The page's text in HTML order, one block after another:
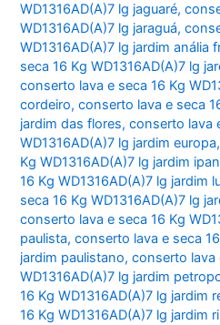
WD1316AD(A)7 lg jaguaré,
WD1316AD(A)7 lg jaraguá,
WD1316AD(A)7 lg jardim anália
seca 16 Kg WD1316AD(A)7 lg
conserto lava e seca 16 Kg
cordeiro,conserto lava e seca
jardim das flores,conserto lava
WD1316AD(A)7 lg jardim europa
Kg WD1316AD(A)7 lg jardim
16 Kg WD1316AD(A)7 lg jardim
seca 16 Kg WD1316AD(A)7 lg
conserto lava e seca 16 Kg
paulista,conserto lava e seca
jardim paulistano,conserto lava
WD1316AD(A)7 lg jardim
16 Kg WD1316AD(A)7 lg jardim
16 Kg WD1316AD(A)7 lg jardim